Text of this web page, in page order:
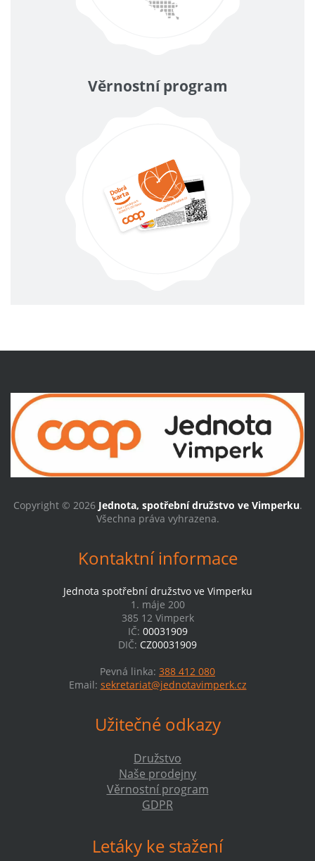
Věrnostní program
Copyright © 2026 Jednota, spotřební družstvo ve Vimperku.
Všechna práva vyhrazena.
Kontaktní informace
Jednota spotřební družstvo ve Vimperku
1. máje 200
385 12 Vimperk
IČ: 00031909
DIČ: CZ00031909
Pevná linka: 388 412 080
Email: sekretariat@jednotavimperk.cz
Užitečné odkazy
Družstvo
Naše prodejny
Věrnostní program
GDPR
Letáky ke stažení